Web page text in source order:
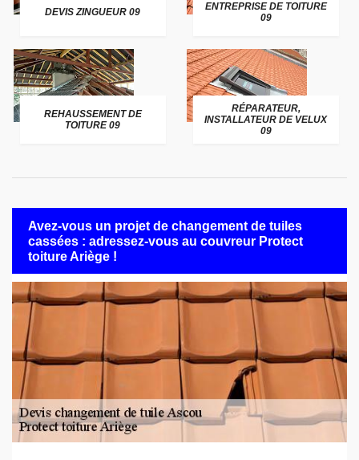
DEVIS ZINGUEUR 09
ENTREPRISE DE TOITURE
09
REHAUSSEMENT DE
TOITURE 09
RÉPARATEUR,
INSTALLATEUR DE VELUX
09
Avez-vous un projet de changement de tuiles
cassées : adressez-vous au couvreur Protect
toiture Ariège !